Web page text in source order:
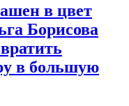
в цвет
Борисова
в большую